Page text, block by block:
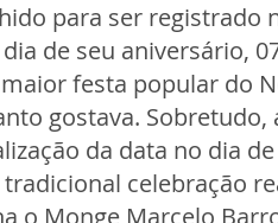
para ser registrado
de seu aniversário,
festa popular do
gostava. Sobretudo,
da data no dia
celebração
o Monge Marcelo